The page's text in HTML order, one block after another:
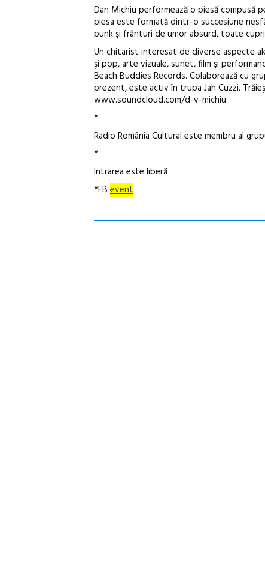
Dan Michiu performează o piesă compusă
piesa este formată dintr-o succesiune
punk şi frânturi de umor absurd, toate
Un chitarist interesat de diverse aspecte
şi pop, arte vizuale, sunet, film şi
Beach Buddies Records. Colaborează cu
prezent, este activ în trupa Jah Cuzzi.
www.soundcloud.com/d-v-michiu
*
Radio România Cultural este membru al
*
Intrarea este liberă
*FB event